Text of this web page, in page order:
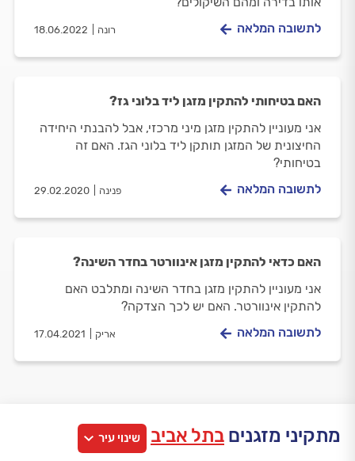
רונה 18.06.2022 לתשובה המלאה
האם בטיחותי להתקין מזגן ליד בלוני גז?
אני מעוניין להתקין מזגן מיני מרכזי, אבל להבנתי היחידה
החיצונית של המזגן תותקן ליד בלוני הגז. האם זה
בטיחותי?
פנינה 29.02.2020 לתשובה המלאה
האם כדאי להתקין מזגן אינוורטר בחדר השינה?
אני מעוניין להתקין מזגן בחדר השינה ומתלבט האם
להתקין אינוורטר. האם יש לכך הצדקה?
אריק 17.04.2021 לתשובה המלאה
מתקיני מזגנים בתל אביב שינוי עיר